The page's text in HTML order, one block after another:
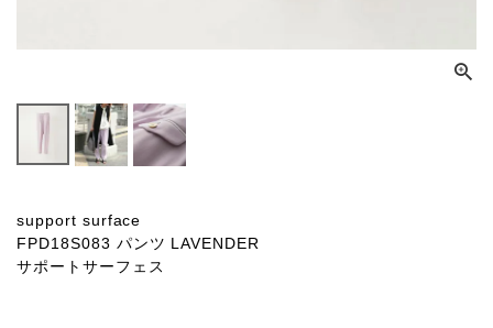
support surface
FPD18S083 パンツ LAVENDER
サポートサーフェス